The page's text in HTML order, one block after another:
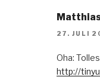
27. JULI
Oha:
http://